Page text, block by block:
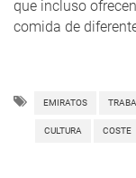
que incluso
comida de
EMIRATOS
CULTURA COSTE